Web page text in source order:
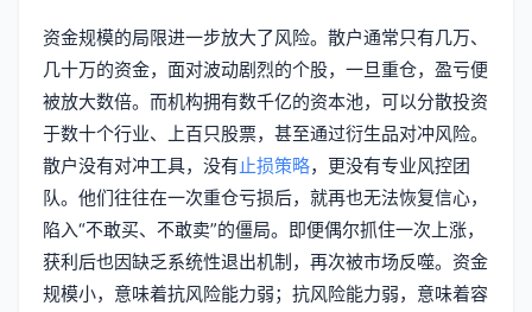
资金规模的局限进一步放大了风险。散户通常只有几万、
几十万的资金，面对波动剧烈的个股，一旦重仓，盈亏便
被放大数倍。而机构拥有数千亿的资本池，可以分散投资
于数十个行业、上百只股票，甚至通过衍生品对冲风险。
散户没有对冲工具，没有止损策略，更没有专业风控团
队。他们往往在一次重仓亏损后，就再也无法恢复信心，
陷入“不敢买、不敢卖”的僵局。即便偶尔抓住一次上涨，
获利后也因缺乏系统性退出机制，再次被市场反噬。资金
规模小，意味着抗风险能力弱；抗风险能力弱，意味着容